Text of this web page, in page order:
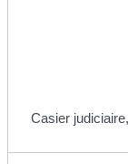
Casier judiciaire,